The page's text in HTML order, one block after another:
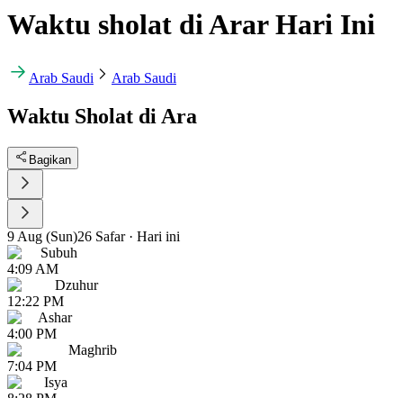
Waktu sholat di Arar Hari Ini
Arab Saudi Arab Saudi
Waktu Sholat di Ara
Bagikan
9 Aug (Sun)26 Safar· Hari ini
Subuh
4:09 AM
Dzuhur
12:22 PM
Ashar
4:00 PM
Maghrib
7:04 PM
Isya